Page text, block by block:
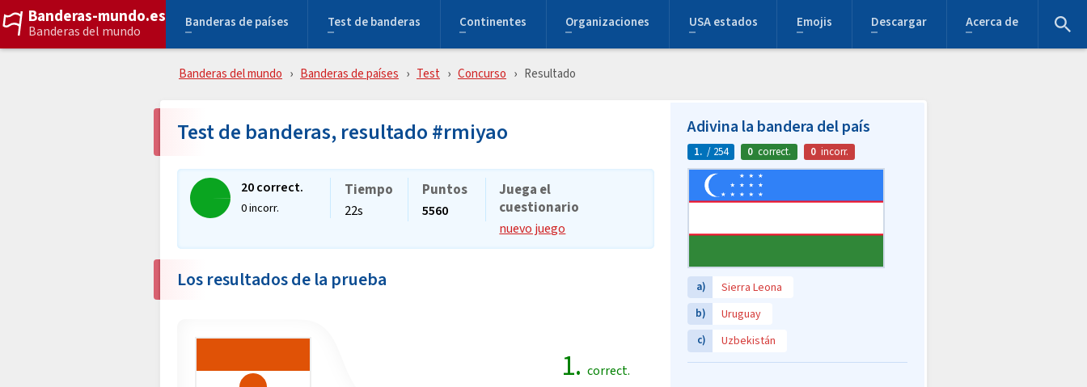
Banderas-mundo.es
Banderas del mundo
Banderas de países Test de banderas Continentes Organizaciones USA estados Emojis Descargar Acerca de
Banderas del mundo Banderas de países Test Concurso Resultado
Test de banderas, resultado #rmiyao
20 correct.
0 incorr.
Tiempo
22s
Puntos
5560
Juega el
cuestionario
nuevo juego
Los resultados de la prueba
1. correct.
Adivina la bandera del país
1. / 254 0 correct. 0 incorr.
a) Sierra Leona
b) Uruguay
c) Uzbekistán